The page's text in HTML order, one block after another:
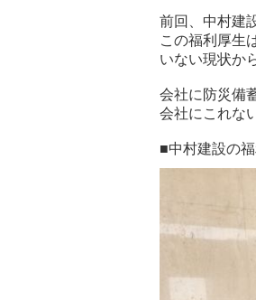
前回、中村建
この福利厚生
いない現状か
会社に防災備
会社にこれな
■中村建設の